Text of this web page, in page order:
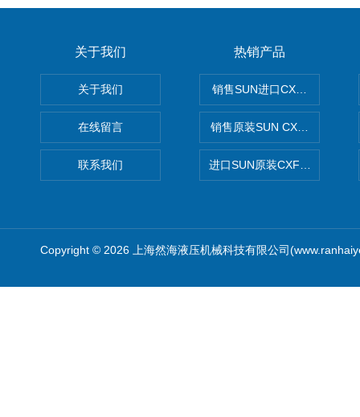
关于我们
关于我们
在线留言
联系我们
热销产品
销售SUN进口CXGDXCN插
销售原装SUN CXJAXCN全
进口SUN原装CXFAXCN导压
Copyright © 2026 上海然海液压机械科技有限公司